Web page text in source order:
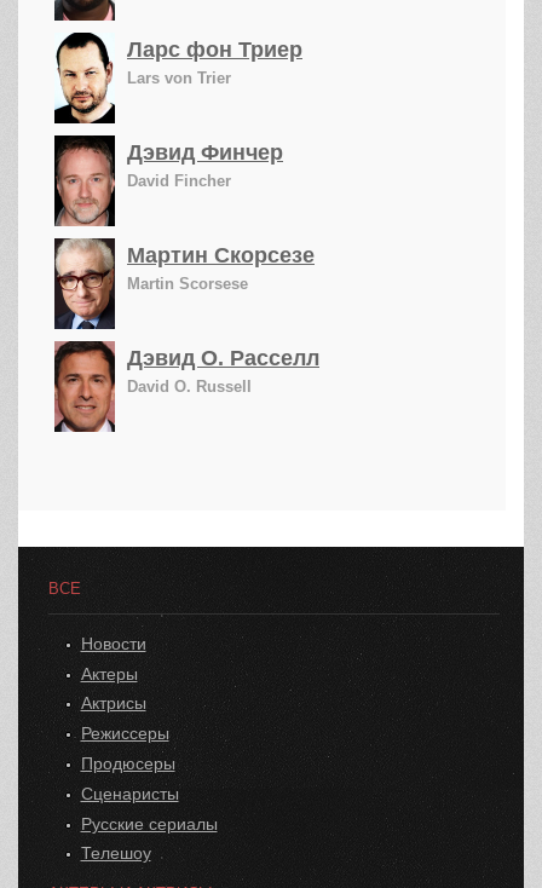
Ларс фон Триер
Lars von Trier
Дэвид Финчер
David Fincher
Мартин Скорсезе
Martin Scorsese
Дэвид О. Расселл
David O. Russell
ВСЕ
Новости
Актеры
Актрисы
Режиссеры
Продюсеры
Сценаристы
Русские сериалы
Телешоу